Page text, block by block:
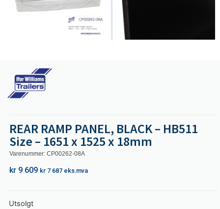
REAR RAMP PANEL, BLACK – HB511
Size – 1651 x 1525 x 18mm
Varenummer: CP00262-08A
kr 9 609 kr 7 687 eks.mva
Utsolgt